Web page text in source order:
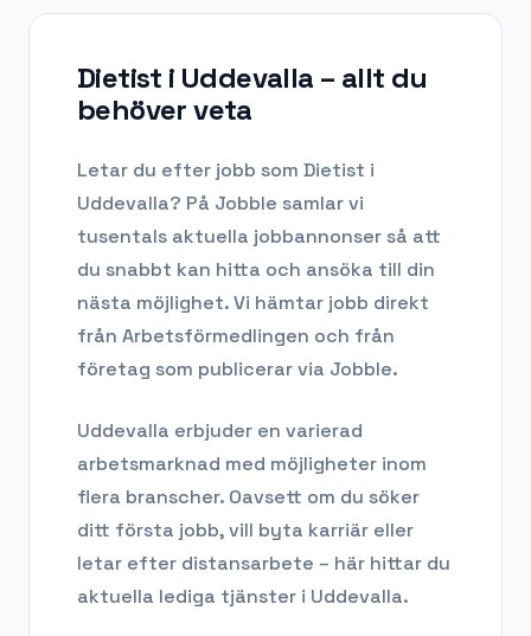
Dietist i Uddevalla – allt du
behöver veta
Letar du efter jobb som Dietist i
Uddevalla? På Jobble samlar vi
tusentals aktuella jobbannonser så att
du snabbt kan hitta och ansöka till din
nästa möjlighet. Vi hämtar jobb direkt
från Arbetsförmedlingen och från
företag som publicerar via Jobble.
Uddevalla erbjuder en varierad
arbetsmarknad med möjligheter inom
flera branscher. Oavsett om du söker
ditt första jobb, vill byta karriär eller
letar efter distansarbete – här hittar du
aktuella lediga tjänster i Uddevalla.